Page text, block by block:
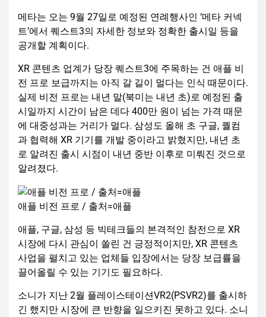
메타는 오는 9월 27일로 예정된 연례행사인 ‘메타 커넥
트’에서 퀘스트3의 자세한 정보와 정확한 출시일 등을
공개할 계획이다.
XR 콘텐츠 업계가 당장 퀘스트3에 주목하는 건 애플 비
전 프로 보급까지는 아직 갈 길이 멀다는 인식 때문이다.
실제 비전 프로는 내년 말(북미는 내년 초)로 예정된 출
시일까지 시간이 남은 데다 400만 원이 넘는 가격 때문
에 대중성과는 거리가 멀다. 삼성도 올해 초 구글, 퀄컴
과 협력해 XR 기기를 개발 중이라고 밝혔지만, 내년 초
로 알려진 출시 시점이 내년 중반 이후로 미뤄진 것으로
알려졌다.
애플 비전 프로 / 출처=애플
애플, 구글, 삼성 등 빅테크들의 본격적인 참전으로 XR
시장에 다시 관심이 쏠린 건 긍정적이지만, XR 콘텐츠
사업을 펼치고 있는 업체들 입장에서는 당장 보급률을
끌어올릴 수 있는 기기도 필요하다.
소니가 지난 2월 플레이스테이션VR2(PSVR2)를 출시하
긴 했지만 시장에 큰 반향을 일으키진 못하고 있다. 소니